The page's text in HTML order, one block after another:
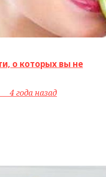
о которых вы не
4 года назад